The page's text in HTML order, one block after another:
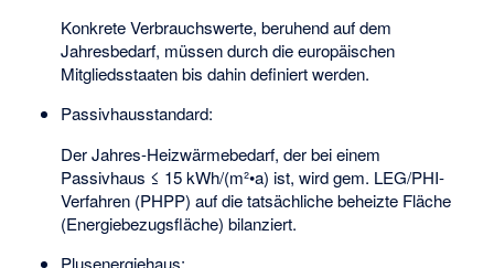
Konkrete Verbrauchswerte, beruhend auf dem
Jahresbedarf, müssen durch die europäischen
Mitgliedsstaaten bis dahin definiert werden.
Passivhausstandard:
Der Jahres-Heizwärmebedarf, der bei einem
Passivhaus ≤ 15 kWh/(m²•a) ist, wird gem. LEG/PHI-
Verfahren (PHPP) auf die tatsächliche beheizte Fläche
(Energiebezugsfläche) bilanziert.
Plusenergiehaus: